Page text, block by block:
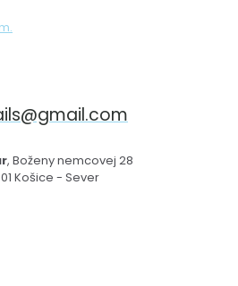
, Boženy nemcovej 28
Košice - Sever